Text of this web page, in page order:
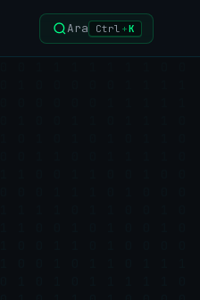
Ara Ctrl +K